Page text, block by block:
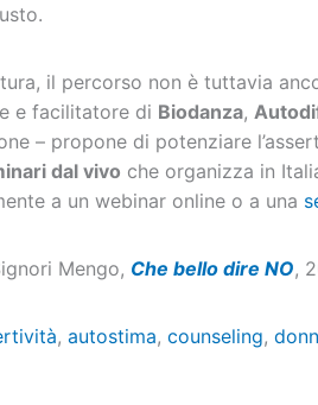
il percorso non è tuttavia
e facilitatore di Biodanza,
– propone di potenziare
dal vivo che organizza in
a un webinar online o a una
Mengo, Che bello dire NO,
, autostima, counseling,